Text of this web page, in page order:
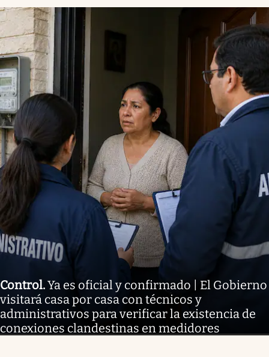
Control.Ya es oficial y confirmado | El Gobierno
visitará casa por casa con técnicos y
administrativos para verificar la existencia de
conexiones clandestinas en medidores